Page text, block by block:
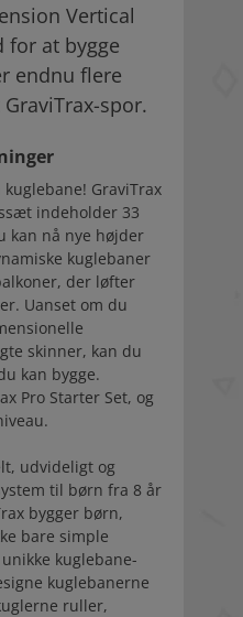
Vertical
for at bygge
endnu flere
spor.
GraviTrax
indeholder 33
kan nå nye højder
kuglebaner
der løfter
Uanset om du
skinner, kan du
kan bygge.
Pro Starter Set, og
udvideligt og
til børn fra 8 år
bygger børn,
bare simple
kuglebane-
kuglebanerne
ruller,